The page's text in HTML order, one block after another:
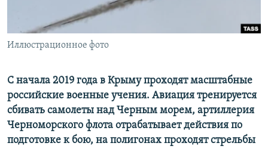
УКРАИНСКАЯ ПРОБЛЕМА КРЫМА
Все сайты RFE/RL
Иллюстрационное фото
С начала 2019 года в Крыму проходят масштабные
российские военные учения. Авиация тренируется
сбивать самолеты над Черным морем, артиллерия
Черноморского флота отрабатывает действия по
подготовке к бою, на полигонах проходят стрельбы